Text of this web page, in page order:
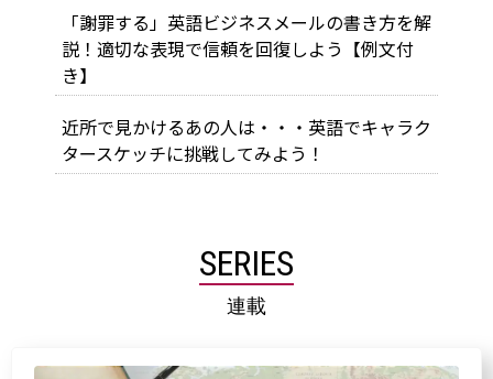
「謝罪する」英語ビジネスメールの書き方を解
説！適切な表現で信頼を回復しよう【例文付
き】
近所で見かけるあの人は・・・英語でキャラク
タースケッチに挑戦してみよう！
SERIES
連載